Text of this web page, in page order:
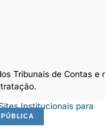
Tribunais de Contas